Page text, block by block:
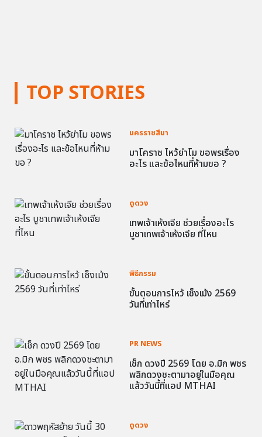
TOP STORIES
นครราชสีมา
มาโคราช ไหว้ย่าโม ขอพรเรื่อง
อะไร และข้อไหนที่ห้ามขอ ?
ดูดวง
เทพเจ้าเห้งเจีย ช่วยเรื่องอะไร
บูชาเทพเจ้าเห้งเจีย ที่ไหน
พิธีกรรม
ขั้นตอนการไหว้ เช็งเม้ง 2569
วันที่เท่าไหร่
PR NEWS
เช็ก ดวงปี 2569 โดย อ.มิก พชร
พลิกดวงชะตามาอยู่ในมือคุณ
แล้ววันนี้ที่แอป MTHAI
ดูดวง